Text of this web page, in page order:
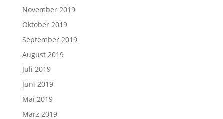
November 2019
Oktober 2019
September 2019
August 2019
Juli 2019
Juni 2019
Mai 2019
März 2019